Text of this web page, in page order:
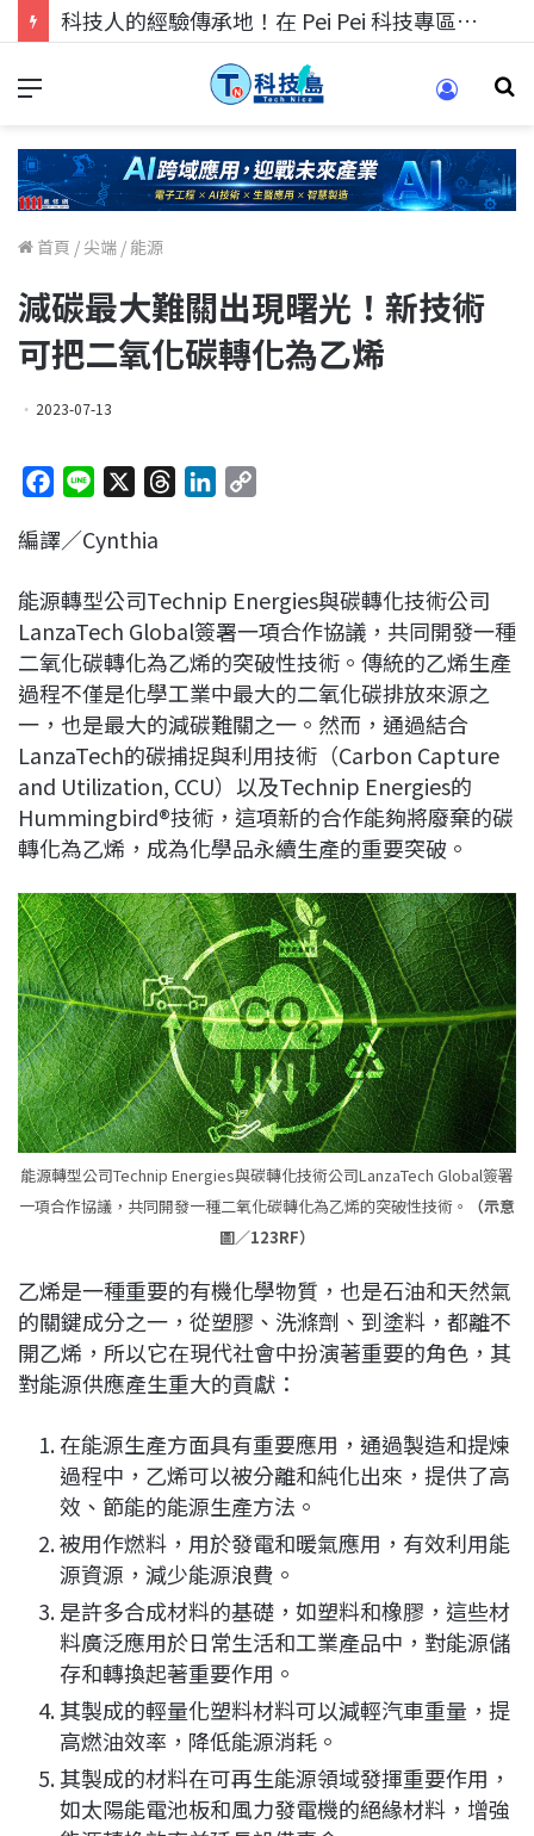
科技人的經驗傳承地！在 Pei Pei 科技專區，與學弟妹交流最硬核的技術
首頁 /尖端 / 能源
減碳最大難關出現曙光！新技術
可把二氧化碳轉化為乙烯
2023-07-13
c
b
o
o
k
n
a
d
s
e
d
I
n
L
i
n
k
編譯／Cynthia
能源轉型公司Technip Energies與碳轉化技術公司
LanzaTech Global簽署一項合作協議，共同開發一種
二氧化碳轉化為乙烯的突破性技術。傳統的乙烯生產
過程不僅是化學工業中最大的二氧化碳排放來源之
一，也是最大的減碳難關之一。然而，通過結合
LanzaTech的碳捕捉與利用技術（Carbon Capture
and Utilization, CCU）以及Technip Energies的
Hummingbird®技術，這項新的合作能夠將廢棄的碳
轉化為乙烯，成為化學品永續生產的重要突破。
能源轉型公司Technip Energies與碳轉化技術公司LanzaTech Global簽署
一項合作協議，共同開發一種二氧化碳轉化為乙烯的突破性技術。
（示意
圖／123RF）
乙烯是一種重要的有機化學物質，也是石油和天然氣
的關鍵成分之一，從塑膠、洗滌劑、到塗料，都離不
開乙烯，所以它在現代社會中扮演著重要的角色，其
對能源供應產生重大的貢獻：
在能源生產方面具有重要應用，通過製造和提煉
過程中，乙烯可以被分離和純化出來，提供了高
效、節能的能源生產方法。
被用作燃料，用於發電和暖氣應用，有效利用能
源資源，減少能源浪費。
是許多合成材料的基礎，如塑料和橡膠，這些材
料廣泛應用於日常生活和工業產品中，對能源儲
存和轉換起著重要作用。
其製成的輕量化塑料材料可以減輕汽車重量，提
高燃油效率，降低能源消耗。
其製成的材料在可再生能源領域發揮重要作用，
如太陽能電池板和風力發電機的絕緣材料，增強